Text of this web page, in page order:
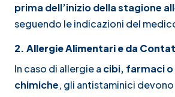
prima dell’inizio della stagione
seguendo le indicazioni del
2. Allergie Alimentari e da
In caso di allergie a cibi, farmaci
chimiche, gli antistaminici